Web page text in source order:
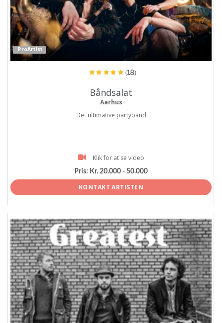
ProArtist
(18)
Båndsalat
Aarhus
Det ultimative partyband
Klik for at se video
Pris: Kr. 20.000 - 50.000
KONTAKT ARTISTEN